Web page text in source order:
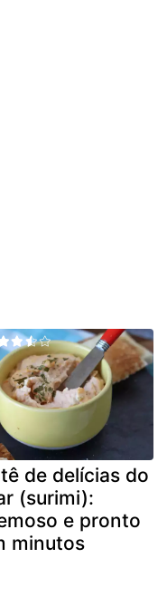
de delícias do
(surimi):
e pronto
minutos